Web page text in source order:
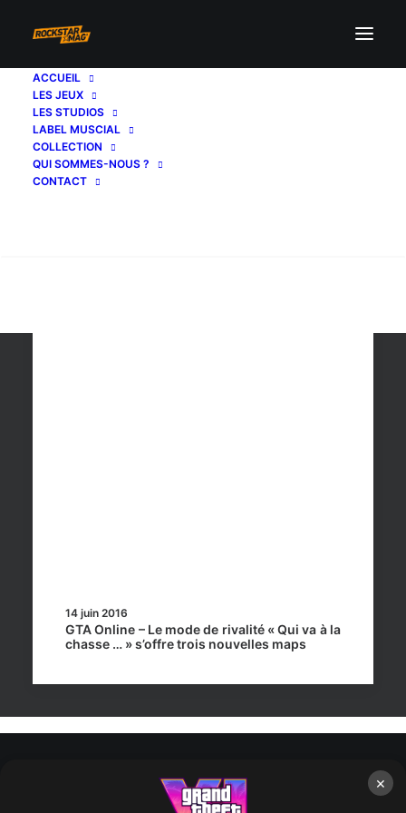
×
ACCUEIL
LES JEUX
LES STUDIOS
LABEL MUSCIAL
COLLECTION
QUI SOMMES-NOUS ?
CONTACT
Trading Places
14 juin 2016
GTA Online – Le mode de rivalité « Qui va à la
chasse … » s’offre trois nouvelles maps
Rockstar Mag’, Copyright © 2013-2026 – Tous droits réservés –